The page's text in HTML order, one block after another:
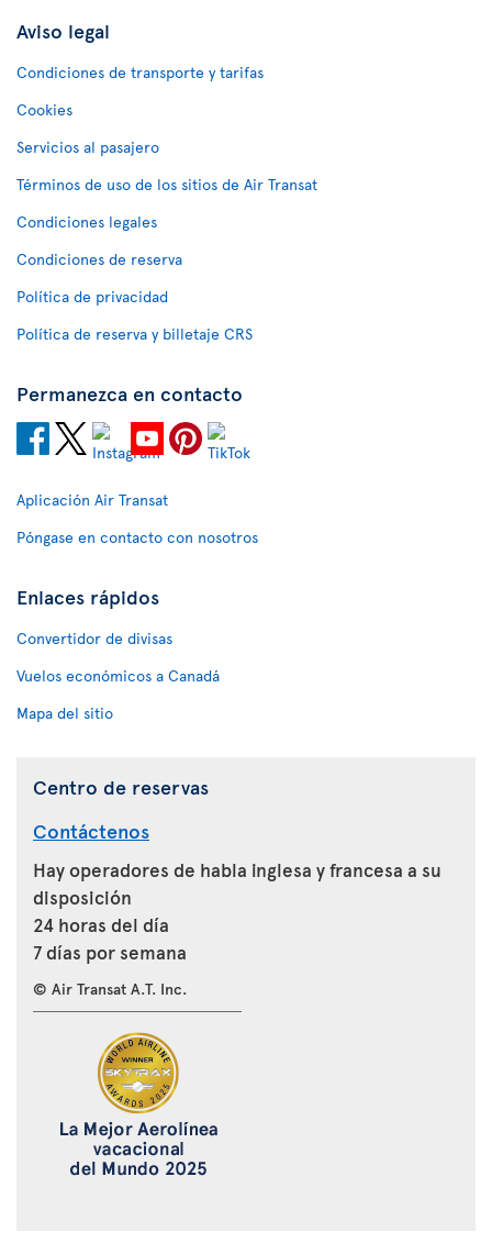
Aviso legal
Condiciones de transporte y tarifas
Cookies
Servicios al pasajero
Términos de uso de los sitios de Air Transat
Condiciones legales
Condiciones de reserva
Política de privacidad
Política de reserva y billetaje CRS
Permanezca en contacto
Aplicación Air Transat
Póngase en contacto con nosotros
Enlaces rápidos
Convertidor de divisas
Vuelos económicos a Canadá
Mapa del sitio
Centro de reservas
Contáctenos
Hay operadores de habla inglesa y francesa a su
disposición
24 horas del día
7 días por semana
© Air Transat A.T. Inc.